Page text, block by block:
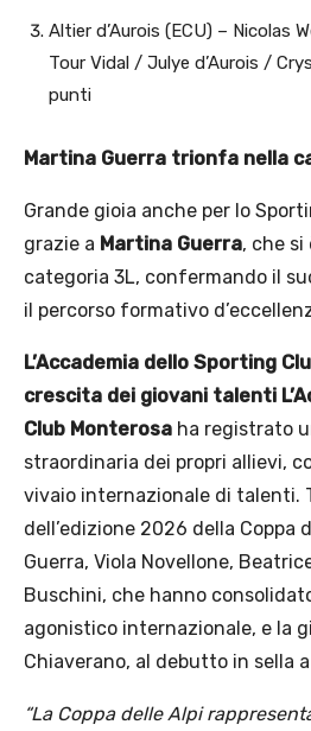
Altier d’Aurois (ECU) – Nicolas
Tour Vidal / Julye d’Aurois /
punti
Martina Guerra trionfa nella
Grande gioia anche per lo
grazie a Martina Guerra, che si
categoria 3L, confermando il
il percorso formativo
L’Accademia dello Sporting
crescita dei giovani talenti
Club Monterosa ha registrato
straordinaria dei propri allievi,
vivaio internazionale di talenti.
dell’edizione 2026 della Coppa
Guerra, Viola Novellone,
Buschini, che hanno
agonistico internazionale, e la
Chiaverano, al debutto in sella
“La Coppa delle Alpi